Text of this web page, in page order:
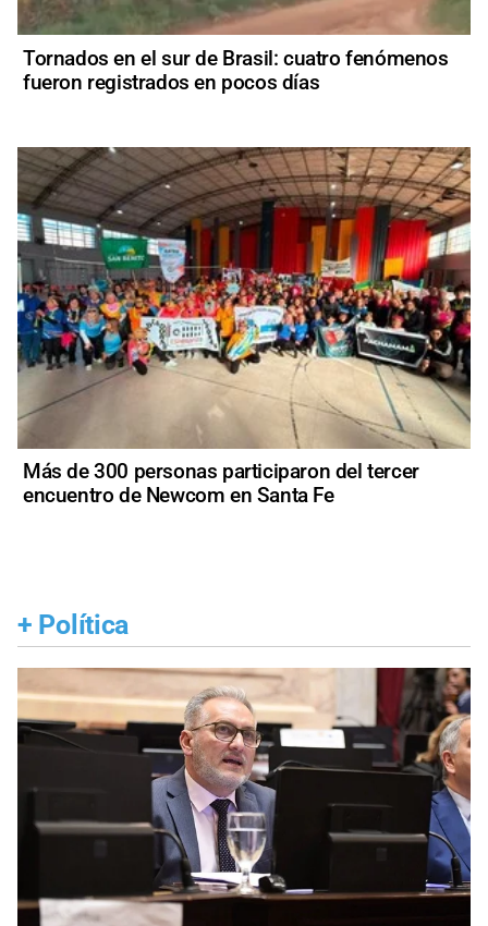
Tornados en el sur de Brasil: cuatro fenómenos
fueron registrados en pocos días
Más de 300 personas participaron del tercer
encuentro de Newcom en Santa Fe
+ Política